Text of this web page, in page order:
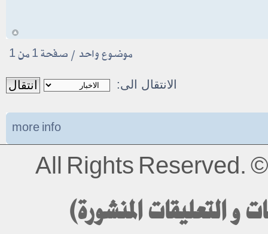
موضوع واحد • صفحة1من1
الانتقال الى:
more info
All Rights Reserved.